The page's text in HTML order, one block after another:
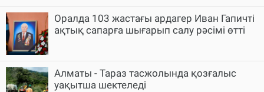
Оралда 103 жастағы ардагер Иван Гапичті
ақтық сапарға шығарып салу рәсімі өтті
Алматы - Тараз тасжолында қозғалыс
уақытша шектеледі